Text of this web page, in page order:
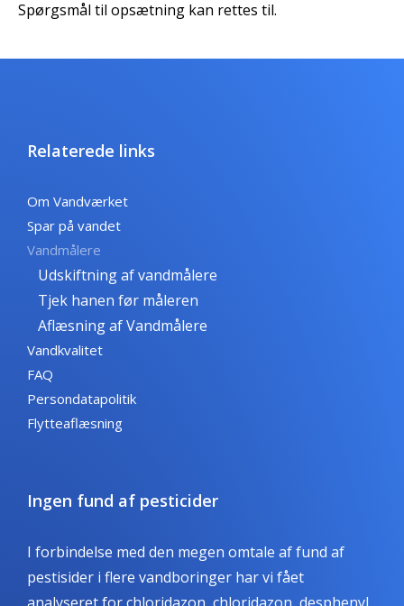
Spørgsmål til opsætning kan rettes til.
Relaterede links
Om Vandværket
Spar på vandet
Vandmålere
Udskiftning af vandmålere
Tjek hanen før måleren
Aflæsning af Vandmålere
Vandkvalitet
FAQ
Persondatapolitik
Flytteaflæsning
Ingen fund af pesticider
I forbindelse med den megen omtale af fund af
pestisider i flere vandboringer har vi fået